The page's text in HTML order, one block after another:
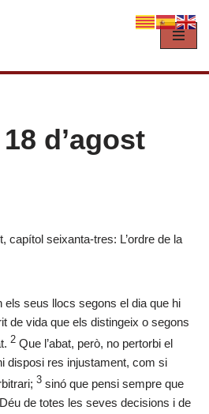
d’agost
capítol seixanta-tres: L’ordre de la
seus llocs segons el dia que hi
de vida que els distingeix o segons
2 Que l’abat, però, no pertorbi el
disposi res injustament, com si
3 sinó que pensi sempre que
de totes les seves decisions i de